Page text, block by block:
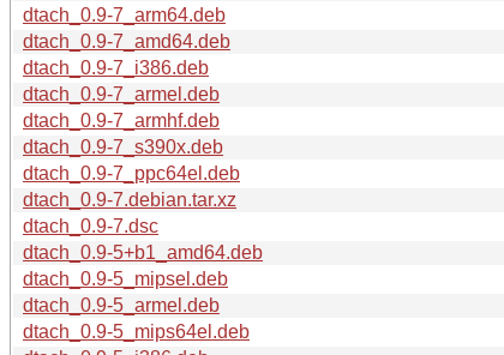
dtach_0.9-7_arm64.deb
dtach_0.9-7_amd64.deb
dtach_0.9-7_i386.deb
dtach_0.9-7_armel.deb
dtach_0.9-7_armhf.deb
dtach_0.9-7_s390x.deb
dtach_0.9-7_ppc64el.deb
dtach_0.9-7.debian.tar.xz
dtach_0.9-7.dsc
dtach_0.9-5+b1_amd64.deb
dtach_0.9-5_mipsel.deb
dtach_0.9-5_armel.deb
dtach_0.9-5_mips64el.deb